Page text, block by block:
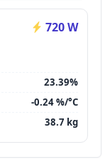
720 W
23.39%
-0.24 %/°C
38.7 kg